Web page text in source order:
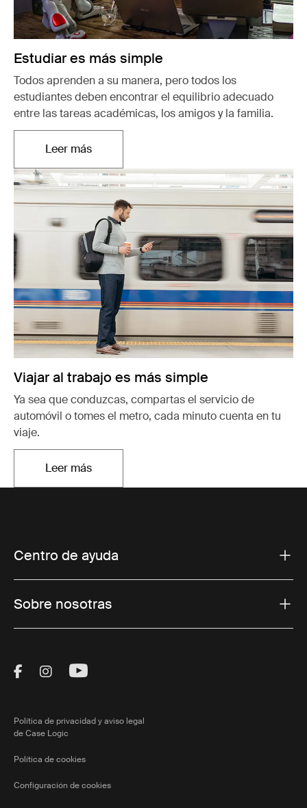
Estudiar es más simple
Todos aprenden a su manera, pero todos los
estudiantes deben encontrar el equilibrio adecuado
entre las tareas académicas, los amigos y la familia.
Leer másSe abre en una nueva pestaña
Viajar al trabajo es más simple
Ya sea que conduzcas, compartas el servicio de
automóvil o tomes el metro, cada minuto cuenta en tu
viaje.
Leer másSe abre en una nueva pestaña
Centro de ayuda
Sobre nosotras
Visit Thule on Facebook (external link)
Visit Thule on Instagram (external link)
Visit Thule on Youtube (external
Política de privacidad y aviso legal
de Case Logic
Política de cookies
Configuración de cookies